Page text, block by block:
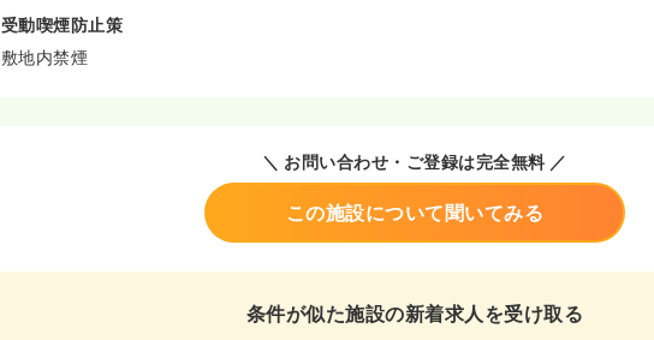
受動喫煙防止策
敷地内禁煙
＼ お問い合わせ・ご登録は完全無料 ／
この施設について聞いてみる
条件が似た施設の新着求人を受け取る